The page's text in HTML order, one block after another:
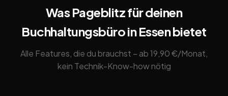
Was Pageblitz für deinen
Buchhaltungsbüro in Essen bietet
Alle Features, die du brauchst – ab 19,90 €/Monat,
kein Technik-Know-how nötig